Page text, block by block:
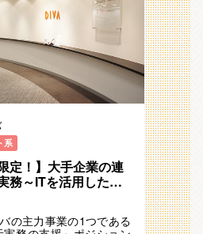
7～8％の昇給率（一般
均です）を継続できて
～30万程度）
る成果面で評価をしてい
頑張りや成果に対し絶対
社風があります。
業務に携われる
けるため、最長5年でプ
テーションしておりま
けではなく複数社の決算
を積むことができます。
経験することで、1社の
「正」とせず、「A社の
業務改善提案を行うこと
（安定基盤）の環境で
％以上の成長を続けて
スが堅調に事業成長でき
売上10億円・従業員数
ることができます。
シェア40%以上を占め
システムに精通すること
グ：連結会計とＩＴで培
て、クライアントの抱え
提言できる人材になれま
だけチームが存在するた
ションを豊富にご用意で
のメリット（経験者向
、最短距離でのスキルア
様とお取引があり、その
地所株式会社、住友商
会社ツムラなど300社以
結決算業務に携わりた
したい」「頑張りに応
い」などのお気持ちを解
決算業務に携われる
のためメリハリつけて働
してお客様や社会に貢献
価のため平均昇給率7%
ど会計＋αのスキルを習
系
定！】大手企業の連
務～ITを活用した効
の主力事業の1つである